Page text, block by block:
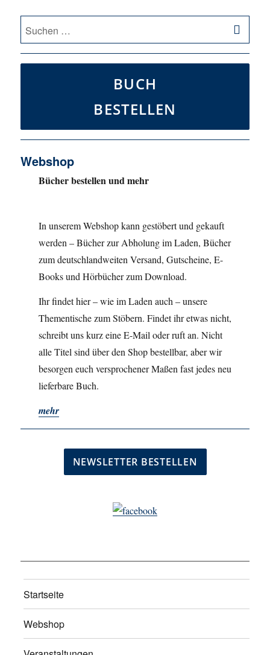
Suche
nach:
BUCH
BESTELLEN
Webshop
Bücher bestellen und mehr
In unserem Webshop kann gestöbert und gekauft
werden – Bücher zur Abholung im Laden, Bücher
zum deutschlandweiten Versand, Gutscheine, E-
Books und Hörbücher zum Download.
Ihr findet hier – wie im Laden auch – unsere
Thementische zum Stöbern. Findet ihr etwas nicht,
schreibt uns kurz eine E-Mail oder ruft an. Nicht
alle Titel sind über den Shop bestellbar, aber wir
besorgen euch versprochener Maßen fast jedes neu
lieferbare Buch.
mehr
Startseite
Webshop